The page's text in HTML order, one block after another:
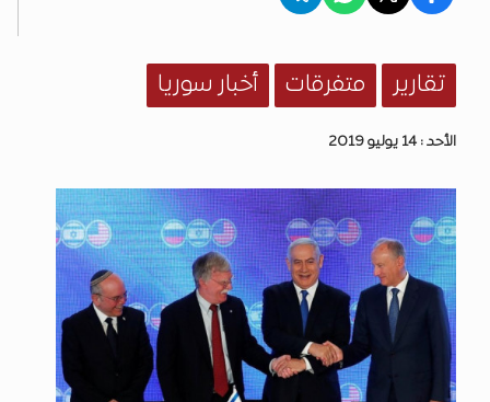
تقارير متفرقات أخبار سوريا
الأحد : 14 يوليو 2019